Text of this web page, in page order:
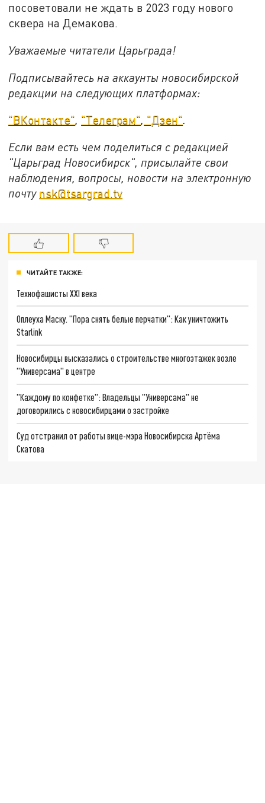
посоветовали не ждать в 2023 году нового
сквера на Демакова.
Уважаемые читатели Царьграда!
Подписывайтесь на аккаунты новосибирской
редакции на следующих платформах:
"ВКонтакте", "Телеграм", "Дзен".
Если вам есть чем поделиться с редакцией
"Царьград Новосибирск", присылайте свои
наблюдения, вопросы, новости на электронную
почту nsk@tsargrad.tv
ЧИТАЙТЕ ТАКЖЕ:
Технофашисты XXI века
Оплеуха Маску. "Пора снять белые перчатки": Как уничтожить
Starlink
Новосибирцы высказались о строительстве многоэтажек возле
"Универсама" в центре
"Каждому по конфетке": Владельцы "Универсама" не
договорились c новосибирцами о застройке
Суд отстранил от работы вице-мэра Новосибирска Артёма
Скатова